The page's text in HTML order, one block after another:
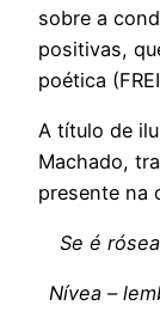
sobre a
positivas,
poética
A título de
Machado,
presente na
Se é
Nívea –